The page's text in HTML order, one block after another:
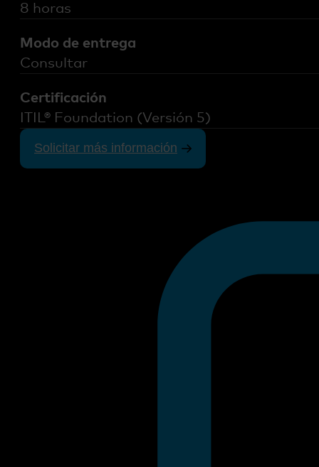
8 horas
Modo de entrega
Consultar
Certificación
ITIL® Foundation (Versión 5)
Solicitar más información